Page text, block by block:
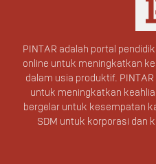
PINTAR adalah portal
online untuk meningkatkan
dalam usia produktif.
untuk meningkatkan
bergelar untuk kesempatan
SDM untuk korporasi dan